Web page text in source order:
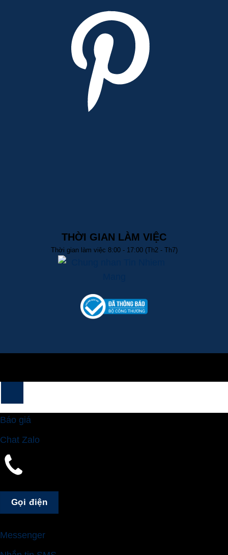
THỜI GIAN LÀM VIỆC
Thời gian làm việc 8:00 - 17:00 (Th2 - Th7)
Báo giá
Chat Zalo
Gọi điện
Messenger